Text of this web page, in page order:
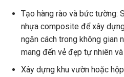
Tạo hàng rào và bức tường:
nhựa composite để xây
ngăn cách trong không gian
mang đến vẻ đẹp tự nhiên
Xây dựng khu vườn hoặc